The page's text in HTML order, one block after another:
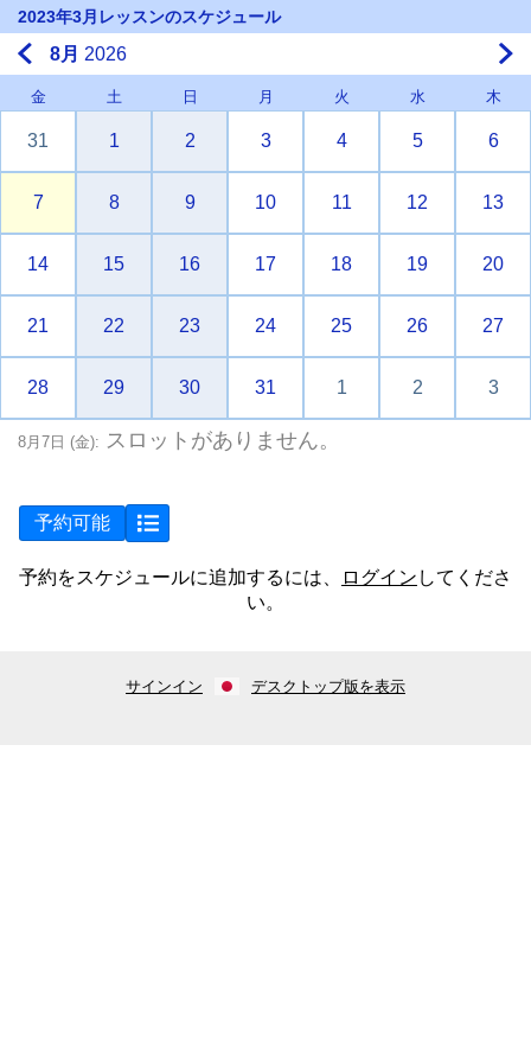
2023年3月レッスンのスケジュール
8月 2026
金 土 日 月 火 水 木
31 1 2 3 4 5 6
7 8 9 10 11 12 13
14 15 16 17 18 19 20
21 22 23 24 25 26 27
28 29 30 31 1 2 3
8月7日 (金): スロットがありません。
予約可能
予約をスケジュールに追加するには、 ログイン してくださ
い。
サインイン デスクトップ版を表示